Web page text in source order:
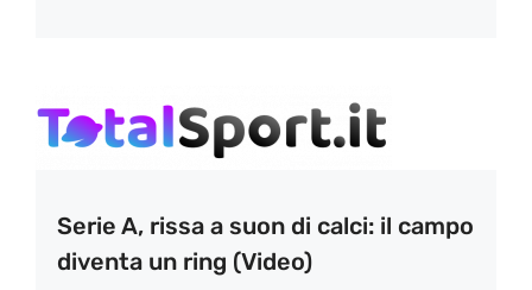
Serie A, rissa a suon di calci: il campo
diventa un ring (Video)